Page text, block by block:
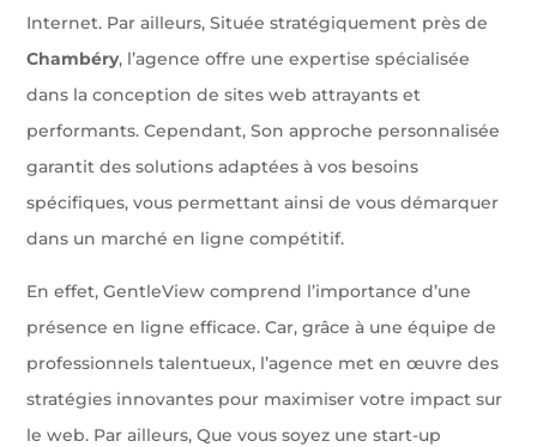
Internet. Par ailleurs, Située stratégiquement près de
Chambéry, l’agence offre une expertise spécialisée
dans la conception de sites web attrayants et
performants. Cependant, Son approche personnalisée
garantit des solutions adaptées à vos besoins
spécifiques, vous permettant ainsi de vous démarquer
dans un marché en ligne compétitif.
En effet, GentleView comprend l’importance d’une
présence en ligne efficace. Car, grâce à une équipe de
professionnels talentueux, l’agence met en œuvre des
stratégies innovantes pour maximiser votre impact sur
le web. Par ailleurs, Que vous soyez une start-up